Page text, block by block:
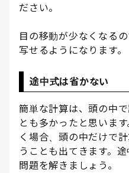
ださい。
目の移動が少なくなる
写せるようになります。
途中式は省かない
簡単な計算は、頭の中
とも多かったと思いま
く場合、頭の中だけで
うことも出てきます。
問題を解きましょう。